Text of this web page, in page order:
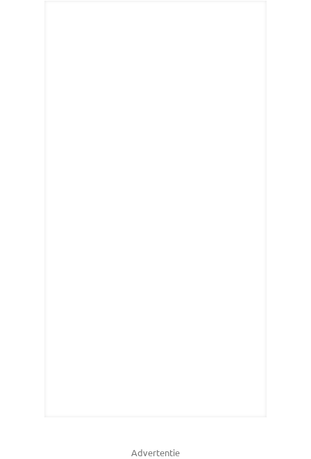
Advertentie